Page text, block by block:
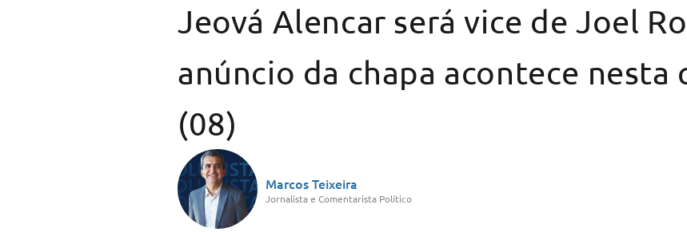
Jeová Alencar será vice de Joel
anúncio da chapa acontece nesta
(08)
Marcos Teixeira
Jornalista e Comentarista Político